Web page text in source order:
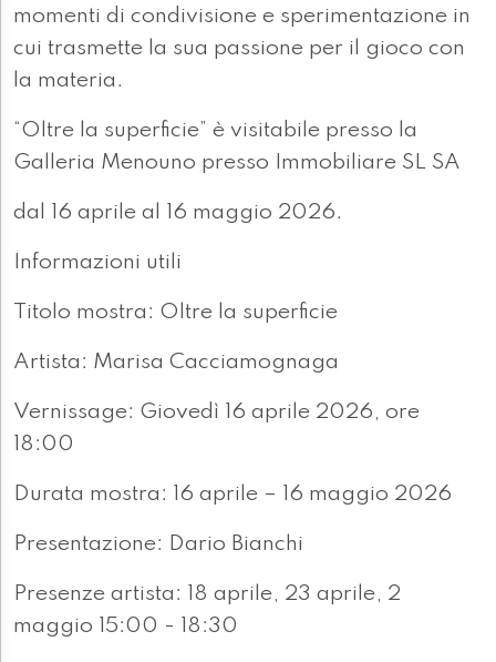
momenti di condivisione e sperimentazione in
cui trasmette la sua passione per il gioco con
la materia.
“Oltre la superficie” è visitabile presso la
Galleria Menouno presso Immobiliare SL SA
dal 16 aprile al 16 maggio 2026.
Informazioni utili
Titolo mostra: Oltre la superficie
Artista: Marisa Cacciamognaga
Vernissage: Giovedì 16 aprile 2026, ore
18:00
Durata mostra: 16 aprile – 16 maggio 2026
Presentazione: Dario Bianchi
Presenze artista: 18 aprile, 23 aprile, 2
maggio 15:00 - 18:30